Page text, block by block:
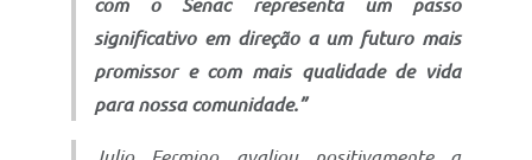
significativo em direção a um futuro mais
promissor e com mais qualidade de vida
para nossa comunidade.”